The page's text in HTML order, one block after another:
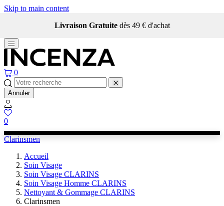
Skip to main content
Livraison Gratuite dès 49 € d'achat
0
Annuler
0
Clarinsmen
Accueil
Soin Visage
Soin Visage CLARINS
Soin Visage Homme CLARINS
Nettoyant & Gommage CLARINS
Clarinsmen